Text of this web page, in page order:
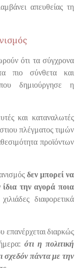
απευθείας τη
ότι τα σύγχρονα
πιο σύνθετα και
δημιούργησε η
και καταναλωτές
πλέγματος τιμών
προϊόντων
δεν μπορεί να
την αγορά ποια
διαφορετικά
επανέρχεται διαρκώς
ότι η πολιτική
σχεδόν πάντα με την